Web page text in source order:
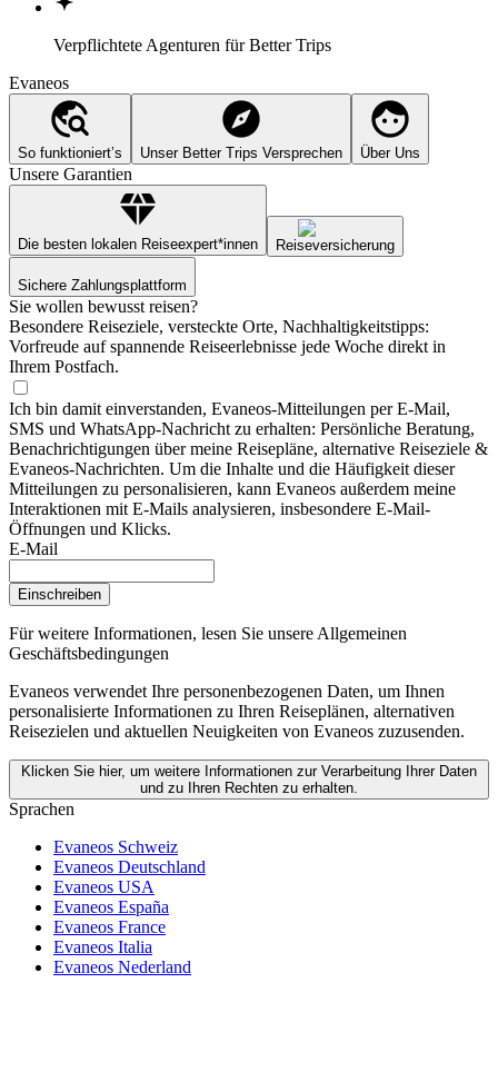
Verpflichtete Agenturen fürBetter Trips
Evaneos
So funktioniert’s Unser Better Trips Versprechen Über Uns
Unsere Garantien
Die besten lokalen Reiseexpert*innen Reiseversicherung
Sichere Zahlungsplattform
Sie wollen bewusst reisen?
Besondere Reiseziele, versteckte Orte, Nachhaltigkeitstipps:
Vorfreude auf spannende Reiseerlebnisse jede Woche direkt in
Ihrem Postfach.
Ich bin damit einverstanden, Evaneos-Mitteilungen per E-Mail,
SMS und WhatsApp-Nachricht zu erhalten: Persönliche Beratung,
Benachrichtigungen über meine Reisepläne, alternative Reiseziele &
Evaneos-Nachrichten. Um die Inhalte und die Häufigkeit dieser
Mitteilungen zu personalisieren, kann Evaneos außerdem meine
Interaktionen mit E-Mails analysieren, insbesondere E-Mail-
Öffnungen und Klicks.
E-Mail
Einschreiben
Für weitere Informationen, lesen Sie unsere Allgemeinen
Geschäftsbedingungen
Evaneos verwendet Ihre personenbezogenen Daten, um Ihnen
personalisierte Informationen zu Ihren Reiseplänen, alternativen
Reisezielen und aktuellen Neuigkeiten von Evaneos zuzusenden.
Klicken Sie hier, um weitere Informationen zur Verarbeitung Ihrer Daten
und zu Ihren Rechten zu erhalten.
Sprachen
Evaneos Schweiz
Evaneos Deutschland
Evaneos USA
Evaneos España
Evaneos France
Evaneos Italia
Evaneos Nederland